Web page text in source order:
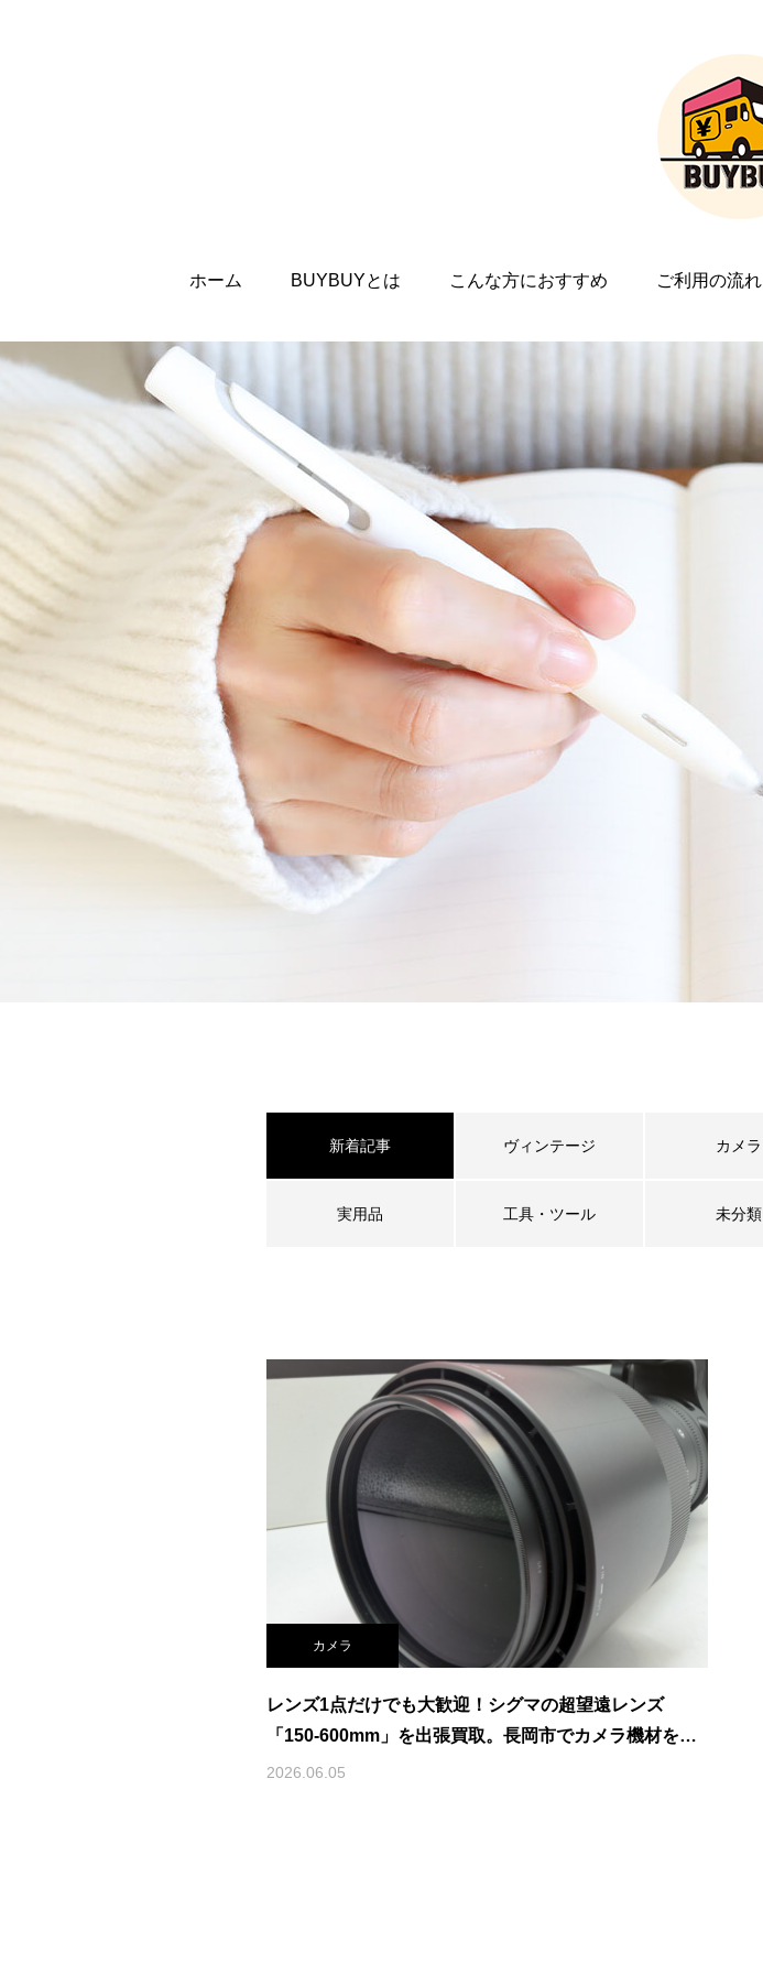
ホーム BUYBUYとは こんな方におすすめ ご利用の流れ
新着記事 ヴィンテージ カメラ
実用品 工具・ツール 未分類
カメラ
レンズ1点だけでも大歓迎！シグマの超望遠レンズ
「150-600mm」を出張買取。長岡市でカメラ機材を売
るならバイバイカメラ
2026.06.05